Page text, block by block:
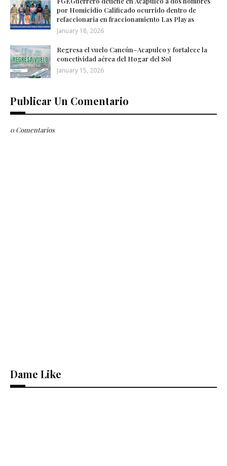
por Homicidio Calificado ocurrido dentro de
refaccionaria en fraccionamiento Las Playas
January 18, 2026
Regresa el vuelo Cancún–Acapulco y fortalece la
conectividad aérea del Hogar del Sol
January 15, 2026
Publicar Un Comentario
0 Comentarios
Dame Like